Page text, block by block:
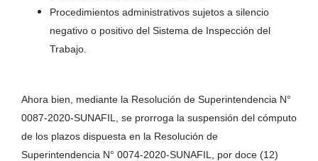
Procedimientos administrativos sujetos a silencio
negativo o positivo del Sistema de Inspección del
Trabajo.
Ahora bien, mediante la Resolución de Superintendencia N°
0087-2020-SUNAFIL, se prorroga la suspensión del cómputo
de los plazos dispuesta en la Resolución de
Superintendencia N° 0074-2020-SUNAFIL, por doce (12)